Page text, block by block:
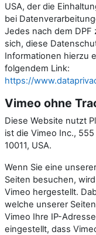
USA, der die
bei
Jedes nach dem
sich, diese
Informationen hierzu
folgendem Link:
https://
Vimeo ohne
Diese Website nutzt
ist die Vimeo Inc.,
10011, USA.
Wenn Sie eine
Seiten besuchen,
Vimeo hergestellt.
welche unserer
Vimeo Ihre IP-
eingestellt, dass